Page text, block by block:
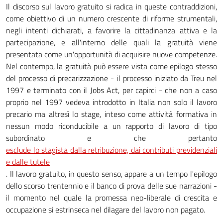
Il discorso sul lavoro gratuito si radica in queste contraddizioni,
come obiettivo di un numero crescente di riforme strumentali,
negli intenti dichiarati, a favorire la cittadinanza attiva e la
partecipazione, e all'interno delle quali la gratuità viene
presentata come un'opportunità di acquisire nuove competenze.
Nel contempo, la gratuità può essere vista come epilogo stesso
del processo di precarizzazione - il processo iniziato da Treu nel
1997 e terminato con il Jobs Act, per capirci - che non a caso
proprio nel 1997 vedeva introdotto in Italia non solo il lavoro
precario ma altresì lo stage, inteso come attività formativa in
nessun modo riconducibile a un rapporto di lavoro di tipo
subordinato e che pertanto
esclude lo stagista dalla retribuzione, dai contributi previdenziali
e dalle tutele
. Il lavoro gratuito, in questo senso, appare a un tempo l'epilogo
dello scorso trentennio e il banco di prova delle sue narrazioni -
il momento nel quale la promessa neo-liberale di crescita e
occupazione si estrinseca nel dilagare del lavoro non pagato.